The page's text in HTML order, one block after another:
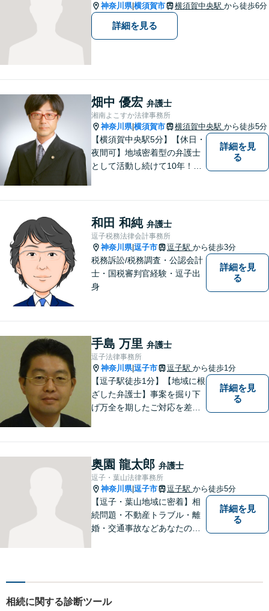
神奈川県|横須賀市 横須賀中央駅 から徒歩6分
詳細を見る
畑中 優宏 弁護士
湘南よこすか法律事務所
神奈川県|横須賀市 横須賀中央駅 から徒歩5分
【横須賀中央駅5分】【休日・
夜間可】地域密着型の弁護士
として活動し続けて10年！豊
可】【女性弁護士在籍】
詳細を見
る
和田 和純 弁護士
逗子税務法律会計事務所
神奈川県|逗子市 逗子駅 から徒歩3分
税務訴訟/税務調査・公認会計
士・国税審判官経験・逗子出
身
詳細を見
る
手島 万里 弁護士
逗子法律事務所
神奈川県|逗子市 逗子駅 から徒歩1分
【逗子駅徒歩1分】【地域に根
ざした弁護士】事案を掘り下
げ万全を期したご対応を差し
ど、幅広く対応可能。【明確
な料金体系】１件１件ていね
いに対応させて頂きます。ご
連絡ください。
詳細を見
る
奥園 龍太郎 弁護士
逗子・葉山法律事務所
神奈川県|逗子市 逗子駅 から徒歩5分
【逗子・葉山地域に密着】相
続問題・不動産トラブル・離
婚・交通事故などあなたの困
詳細を見
る
相続に関する診断ツール